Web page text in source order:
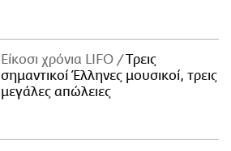
Είκοσι χρόνια LIFO
Tρεις
σημαντικοί Έλληνες μουσικοί, τρεις
μεγάλες απώλειες